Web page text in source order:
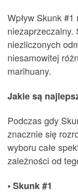
Wpływ Skunk
niezaprzeczalny.
niezliczonych
niesamowitej
marihuany.
Jakie są
Podczas gdy
znacznie się
wyboru całe
zależności od
• Skunk #1